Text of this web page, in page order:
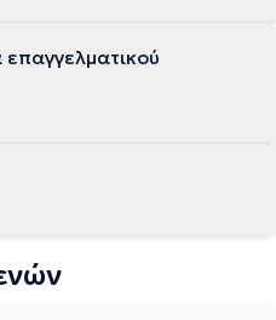
επαγγελματικού